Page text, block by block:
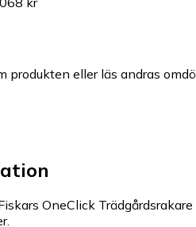
produkten eller läs andras
OneClick Trädgårdsrakare